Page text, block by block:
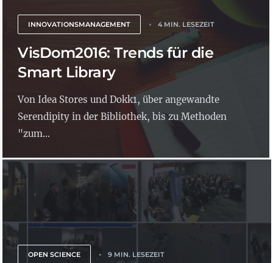
INNOVATIONSMANAGEMENT 4 MIN. LESEZEIT
VisDom2016: Trends für die
Smart Library
Von Idea Stores und Dokk1, über angewandte
Serendipity in der Bibliothek, bis zu Methoden
"zum...
OPEN SCIENCE 9 MIN. LESEZEIT